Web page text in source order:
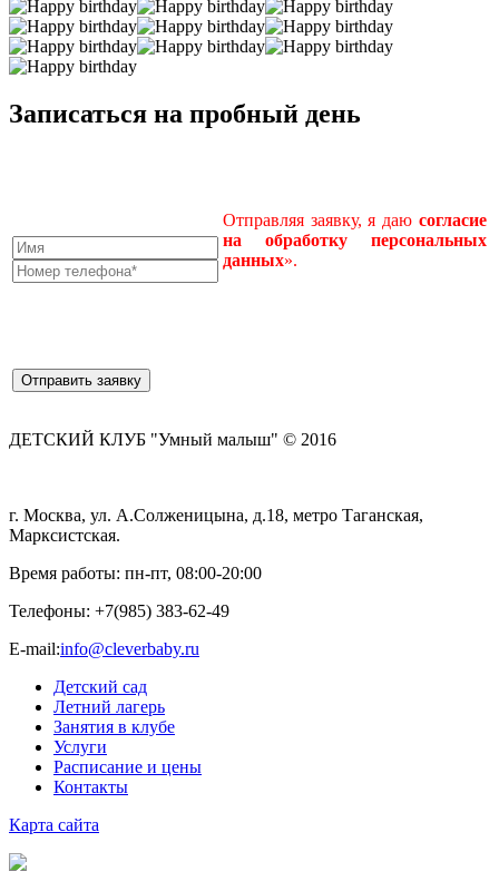
Записаться на пробный день
Отправляя заявку, я даю согласие
на
обработку
персональных
данных».
ДЕТСКИЙ КЛУБ "Умный малыш" © 2016
г. Москва, ул. А.Солженицына, д.18, метро Таганская,
Марксистская.
Время работы: пн-пт, 08:00-20:00
Телефоны: +7(985) 383-62-49
E-mail:info@cleverbaby.ru
Детский сад
Летний лагерь
Занятия в клубе
Услуги
Расписание и цены
Контакты
Карта cайта